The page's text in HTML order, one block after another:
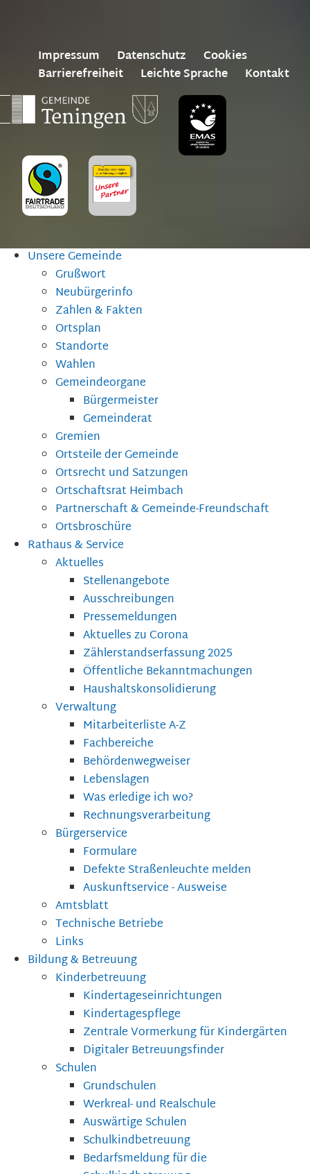
Impressum Datenschutz
Cookies
Barrierefreiheit
Leichte Sprache Kontakt
Unsere Gemeinde
Grußwort
Neubürgerinfo
Zahlen & Fakten
Ortsplan
Standorte
Wahlen
Gemeindeorgane
Bürgermeister
Gemeinderat
Gremien
Ortsteile der Gemeinde
Ortsrecht und Satzungen
Ortschaftsrat Heimbach
Partnerschaft & Gemeinde-Freundschaft
Ortsbroschüre
Rathaus & Service
Aktuelles
Stellenangebote
Ausschreibungen
Pressemeldungen
Aktuelles zu Corona
Zählerstandserfassung 2025
Öffentliche Bekanntmachungen
Haushaltskonsolidierung
Verwaltung
Mitarbeiterliste A-Z
Fachbereiche
Behördenwegweiser
Lebenslagen
Was erledige ich wo?
Rechnungsverarbeitung
Bürgerservice
Formulare
Defekte Straßenleuchte melden
Auskunftservice - Ausweise
Amtsblatt
Technische Betriebe
Links
Bildung & Betreuung
Kinderbetreuung
Kindertageseinrichtungen
Kindertagespflege
Zentrale Vormerkung für Kindergärten
Digitaler Betreuungsfinder
Schulen
Grundschulen
Werkreal- und Realschule
Auswärtige Schulen
Schulkindbetreuung
Bedarfsmeldung für die